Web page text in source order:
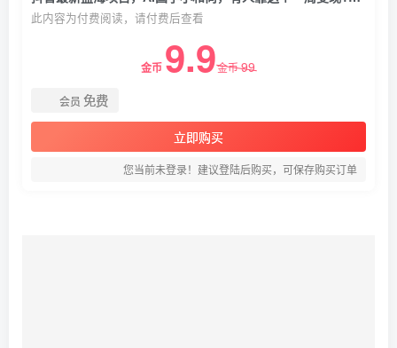
此内容为付费阅读，请付费后查看
金币 9.9金币99
会员 免费
立即购买
您当前未登录！建议登陆后购买，可保存购买订单